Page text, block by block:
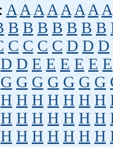
: A A A A A A A A
B B B B B B B
C C C C D D D
D D E E E E E E
G G G G G G G
H H H H H H H
H H H H H H H
H H H H H H H